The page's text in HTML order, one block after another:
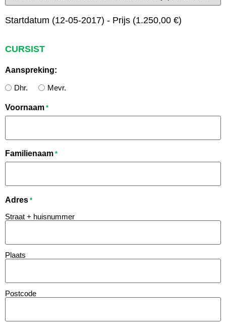
Startdatum (12-05-2017) - Prijs (1.250,00 €)
CURSIST
Aanspreking:
Dhr. Mevr.
Voornaam *
Familienaam *
Adres *
Straat + huisnummer
Plaats
Postcode